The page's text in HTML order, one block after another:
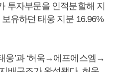
투자부문을 인적분할해 지
유하던 태웅 지분 16.96%
’과 ‘허욱→에프에스엠→